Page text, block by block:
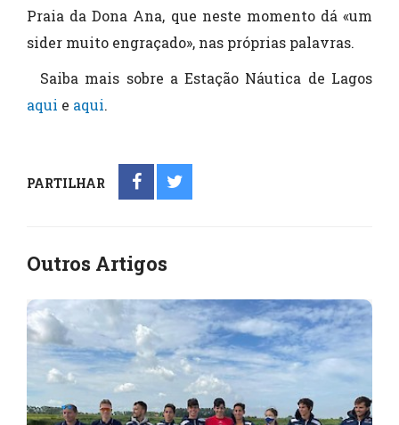
Praia da Dona Ana, que neste momento dá «um
sider muito engraçado», nas próprias palavras.
Saiba mais sobre a Estação Náutica de Lagos
aqui e aqui.
PARTILHAR
Outros Artigos